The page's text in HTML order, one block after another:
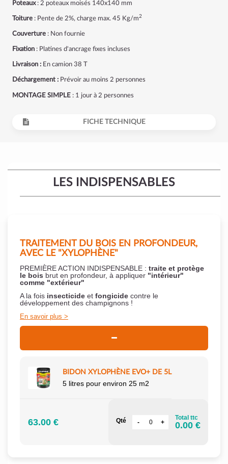
Poteaux: 2 poteaux moisés 140x140 mm
Toiture : Pente de 2%, charge max. 45 Kg/m2
Couverture : Non fournie
Fixation : Platines d'ancrage fixes incluses
Livraison : En camion 38 T
Déchargement : Prévoir au moins 2 personnes
MONTAGE SIMPLE : 1 jour à 2 personnes
FICHE TECHNIQUE
LES INDISPENSABLES
TRAITEMENT DU BOIS EN PROFONDEUR,
AVEC LE "XYLOPHÈNE"
PREMIÈRE ACTION INDISPENSABLE : traite et protège
le bois brut en profondeur, à appliquer "intérieur"
comme "extérieur"
A la fois insecticide et fongicide contre le
développement des champignons !
En savoir plus
BIDON XYLOPHÈNE EVO+ DE 5L
5 litres pour environ 25 m2
63.00 € Qté Total ttc
0.00 €